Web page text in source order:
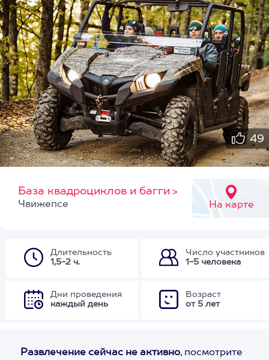
49
База квадроциклов и багги >
На карте
Чвижепсе
Длительность
1,5-2 ч.
Число участников
1-5 человека
Дни проведения
каждый день
Возраст
от 5 лет
Развлечение сейчас не активно, посмотрите